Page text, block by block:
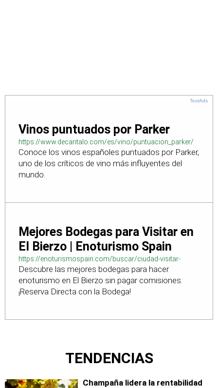
TextAds
Vinos puntuados por Parker
https://www.decantalo.com/es/vino/puntuacion_parker/
Conoce los vinos españoles puntuados por Parker,
uno de los críticos de vino más influyentes del
mundo.
Mejores Bodegas para Visitar en
El Bierzo | Enoturismo Spain
https://enoturismospain.com/buscar/ciudad-visitar-
bodegas-en-leon
Descubre las mejores bodegas para hacer
enoturismo en El Bierzo sin pagar comisiones.
¡Reserva Directa con la Bodega!
TENDENCIAS
Champaña lidera la rentabilidad